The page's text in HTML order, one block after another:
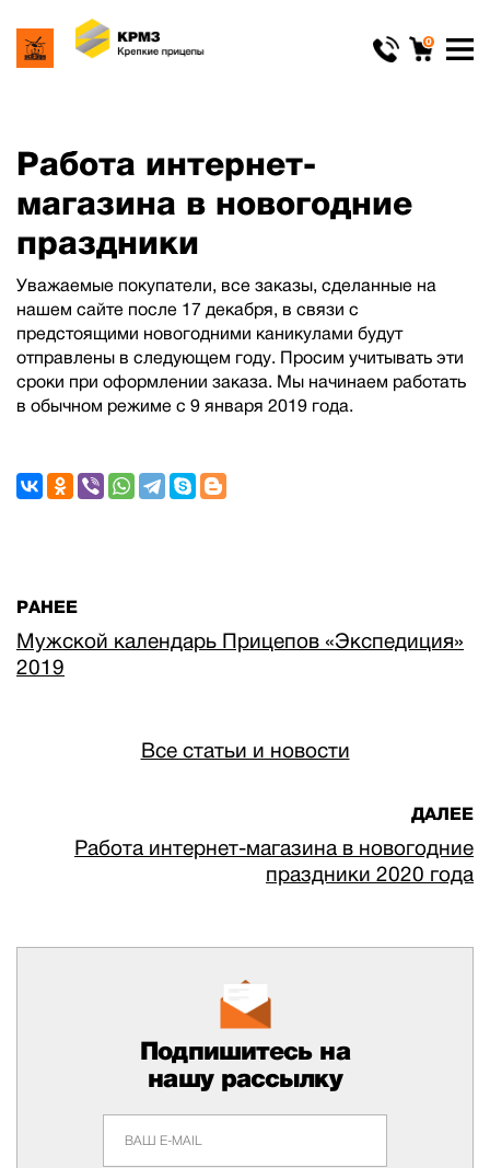
0
Работа интернет-
магазина в новогодние
праздники
Уважаемые покупатели, все заказы, сделанные на
нашем сайте после 17 декабря, в связи с
предстоящими новогодними каникулами будут
отправлены в следующем году. Просим учитывать эти
сроки при оформлении заказа. Мы начинаем работать
в обычном режиме с 9 января 2019 года.
РАНЕЕ
Мужской календарь Прицепов «Экспедиция»
2019
Все статьи и новости
ДАЛЕЕ
Работа интернет-магазина в новогодние
праздники 2020 года
Подпишитесь на
нашу рассылку